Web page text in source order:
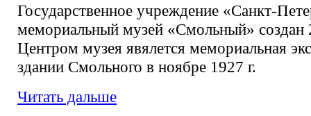
Государственное учреждение «Санкт-
мемориальный музей «Смольный» создан
Центром музея явялется мемориальная
здании Смольного в ноябре 1927 г.
Читать дальше